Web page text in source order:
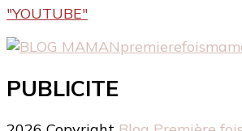
"YOUTUBE"
PUBLICITE